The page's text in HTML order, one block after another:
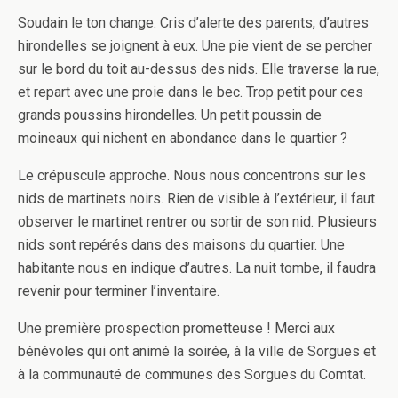
Soudain le ton change. Cris d’alerte des parents, d’autres
hirondelles se joignent à eux. Une pie vient de se percher
sur le bord du toit au-dessus des nids. Elle traverse la rue,
et repart avec une proie dans le bec. Trop petit pour ces
grands poussins hirondelles. Un petit poussin de
moineaux qui nichent en abondance dans le quartier ?
Le crépuscule approche. Nous nous concentrons sur les
nids de martinets noirs. Rien de visible à l’extérieur, il faut
observer le martinet rentrer ou sortir de son nid. Plusieurs
nids sont repérés dans des maisons du quartier. Une
habitante nous en indique d’autres. La nuit tombe, il faudra
revenir pour terminer l’inventaire.
Une première prospection prometteuse ! Merci aux
bénévoles qui ont animé la soirée, à la ville de Sorgues et
à la communauté de communes des Sorgues du Comtat.